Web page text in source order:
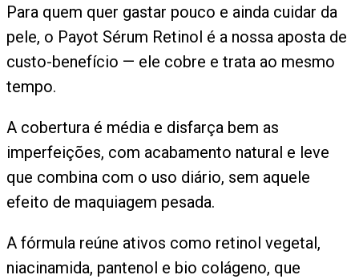
Para quem quer gastar pouco e ainda cuidar da
pele, o Payot Sérum Retinol é a nossa aposta de
custo-benefício — ele cobre e trata ao mesmo
tempo.
A cobertura é média e disfarça bem as
imperfeições, com acabamento natural e leve
que combina com o uso diário, sem aquele
efeito de maquiagem pesada.
A fórmula reúne ativos como retinol vegetal,
niacinamida, pantenol e bio colágeno, que